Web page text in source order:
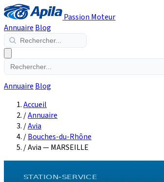
Passion Moteur
Annuaire Blog
Annuaire Blog
Accueil
/Annuaire
/Avia
/Bouches-du-Rhône
/Avia — MARSEILLE